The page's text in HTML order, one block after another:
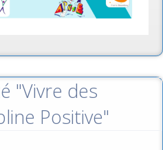
"Vivre des
Positive"